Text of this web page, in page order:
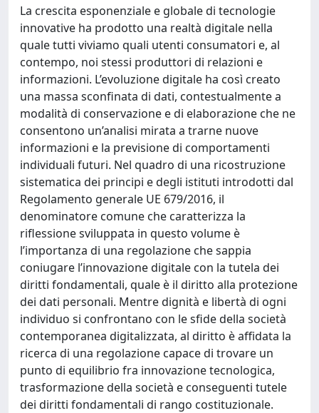
La crescita esponenziale e globale di tecnologie
innovative ha prodotto una realtà digitale nella
quale tutti viviamo quali utenti consumatori e, al
contempo, noi stessi produttori di relazioni e
informazioni. L’evoluzione digitale ha così creato
una massa sconfinata di dati, contestualmente a
modalità di conservazione e di elaborazione che ne
consentono un’analisi mirata a trarne nuove
informazioni e la previsione di comportamenti
individuali futuri. Nel quadro di una ricostruzione
sistematica dei principi e degli istituti introdotti dal
Regolamento generale UE 679/2016, il
denominatore comune che caratterizza la
riflessione sviluppata in questo volume è
l’importanza di una regolazione che sappia
coniugare l’innovazione digitale con la tutela dei
diritti fondamentali, quale è il diritto alla protezione
dei dati personali. Mentre dignità e libertà di ogni
individuo si confrontano con le sfide della società
contemporanea digitalizzata, al diritto è affidata la
ricerca di una regolazione capace di trovare un
punto di equilibrio fra innovazione tecnologica,
trasformazione della società e conseguenti tutele
dei diritti fondamentali di rango costituzionale.